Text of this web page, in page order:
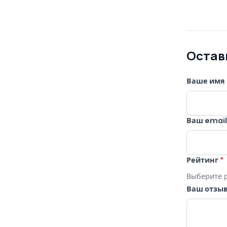
Ваше имя
Ваш email
Рейтинг *
Выберите
Ваш